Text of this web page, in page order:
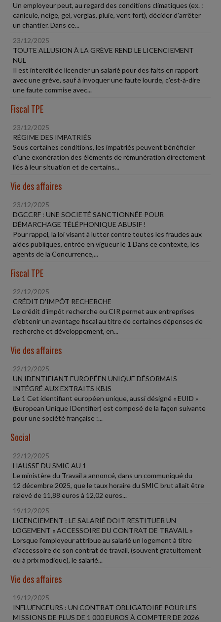
Un employeur peut, au regard des conditions climatiques (ex. :
canicule, neige, gel, verglas, pluie, vent fort), décider d'arrêter
un chantier. Dans ce...
23/12/2025
TOUTE ALLUSION À LA GRÈVE REND LE LICENCIEMENT
NUL
Il est interdit de licencier un salarié pour des faits en rapport
avec une grève, sauf à invoquer une faute lourde, c'est-à-dire
une faute commise avec...
Fiscal TPE
23/12/2025
RÉGIME DES IMPATRIÉS
Sous certaines conditions, les impatriés peuvent bénéficier
d'une exonération des éléments de rémunération directement
liés à leur situation et de certains...
Vie des affaires
23/12/2025
DGCCRF : UNE SOCIETÉ SANCTIONNÉE POUR
DÉMARCHAGE TÉLÉPHONIQUE ABUSIF !
Pour rappel, la loi visant à lutter contre toutes les fraudes aux
aides publiques, entrée en vigueur le 1 Dans ce contexte, les
agents de la Concurrence,...
Fiscal TPE
22/12/2025
CRÉDIT D'IMPÔT RECHERCHE
Le crédit d'impôt recherche ou CIR permet aux entreprises
d'obtenir un avantage fiscal au titre de certaines dépenses de
recherche et développement, en...
Vie des affaires
22/12/2025
UN IDENTIFIANT EUROPÉEN UNIQUE DÉSORMAIS
INTÉGRÉ AUX EXTRAITS KBIS
Le 1 Cet identifiant européen unique, aussi désigné « EUID »
(European Unique IDentifier) est composé de la façon suivante
pour une société française :...
Social
22/12/2025
HAUSSE DU SMIC AU 1
Le ministère du Travail a annoncé, dans un communiqué du
12 décembre 2025, que le taux horaire du SMIC brut allait être
relevé de 11,88 euros à 12,02 euros...
19/12/2025
LICENCIEMENT : LE SALARIÉ DOIT RESTITUER UN
LOGEMENT « ACCESSOIRE DU CONTRAT DE TRAVAIL »
Lorsque l'employeur attribue au salarié un logement à titre
d'accessoire de son contrat de travail, (souvent gratuitement
ou à prix modique), le salarié...
Vie des affaires
19/12/2025
INFLUENCEURS : UN CONTRAT OBLIGATOIRE POUR LES
MISSIONS DE PLUS DE 1 000 EUROS À COMPTER DE 2026